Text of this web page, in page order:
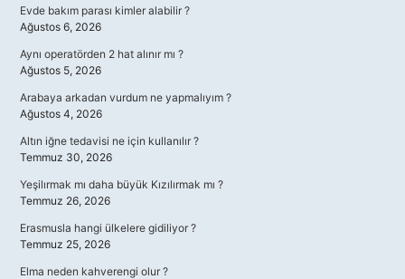
Evde bakım parası kimler alabilir ?
Ağustos 6, 2026
Aynı operatörden 2 hat alınır mı ?
Ağustos 5, 2026
Arabaya arkadan vurdum ne yapmalıyım ?
Ağustos 4, 2026
Altın iğne tedavisi ne için kullanılır ?
Temmuz 30, 2026
Yeşilırmak mı daha büyük Kızılırmak mı ?
Temmuz 26, 2026
Erasmusla hangi ülkelere gidiliyor ?
Temmuz 25, 2026
Elma neden kahverengi olur ?